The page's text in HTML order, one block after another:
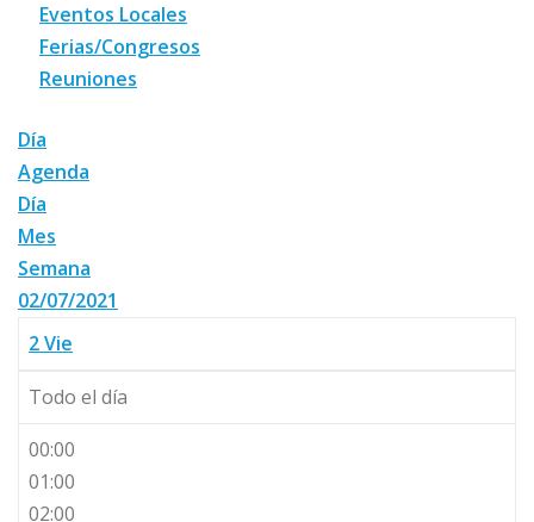
Eventos Locales
Ferias/Congresos
Reuniones
Día
Agenda
Día
Mes
Semana
02/07/2021
2Vie
Todo el día
00:00
01:00
02:00